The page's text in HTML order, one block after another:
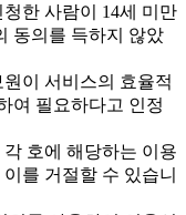
한 사람이 14세 미만
동의를 득하지 않았
이 서비스의 효율적
여 필요하다고 인정
호에 해당하는 이용
를 거절할 수 있습니